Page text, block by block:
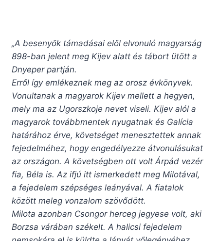
„A besenyők támadásai elől elvonuló magyarság
898-ban jelent meg Kijev alatt és tábort ütött a
Dnyeper partján.
Erről így emlékeznek meg az orosz évkönyvek.
Vonultanak a magyarok Kijev mellett a hegyen,
mely ma az Ugorszkoje nevet viseli. Kijev alól a
magyarok továbbmentek nyugatnak és Galícia
határához érve, követséget menesztettek annak
fejedelméhez, hogy engedélyezze átvonulásukat
az országon. A követségben ott volt Árpád vezér
fia, Béla is. Az ifjú itt ismerkedett meg Milotával,
a fejedelem szépséges leányával. A fiatalok
között meleg vonzalom szövődött.
Milota azonban Csongor herceg jegyese volt, aki
Borzsa várában székelt. A halicsi fejedelem